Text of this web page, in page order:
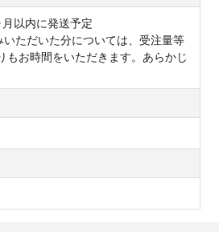
以内に発送予定
ただいた分については、受注量等
もお時間をいただきます。あらかじ